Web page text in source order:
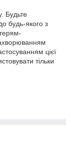
Будьте
будь-якого з
цієї
тільки